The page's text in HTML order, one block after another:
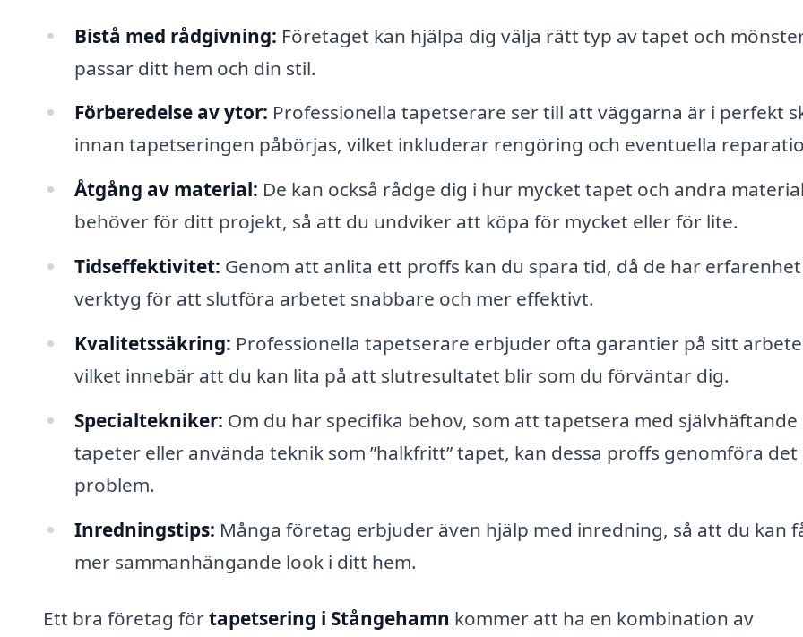
Bistå med rådgivning: Företaget kan hjälpa dig välja rätt typ av tapet och
passar ditt hem och din stil.
Förberedelse av ytor: Professionella tapetserare ser till att väggarna är i perfekt
innan tapetseringen påbörjas, vilket inkluderar rengöring och eventuella
Åtgång av material: De kan också rådge dig i hur mycket tapet och andra
behöver för ditt projekt, så att du undviker att köpa för mycket eller för lite.
Tidseffektivitet: Genom att anlita ett proffs kan du spara tid, då de har
verktyg för att slutföra arbetet snabbare och mer effektivt.
Kvalitetssäkring: Professionella tapetserare erbjuder ofta garantier på sitt
vilket innebär att du kan lita på att slutresultatet blir som du förväntar dig.
Specialtekniker: Om du har specifika behov, som att tapetsera med självhäftande
tapeter eller använda teknik som ”halkfritt” tapet, kan dessa proffs genomföra
problem.
Inredningstips: Många företag erbjuder även hjälp med inredning, så att du kan
mer sammanhängande look i ditt hem.
Ett bra företag förtapetsering i Stångehamn kommer att ha en kombination av